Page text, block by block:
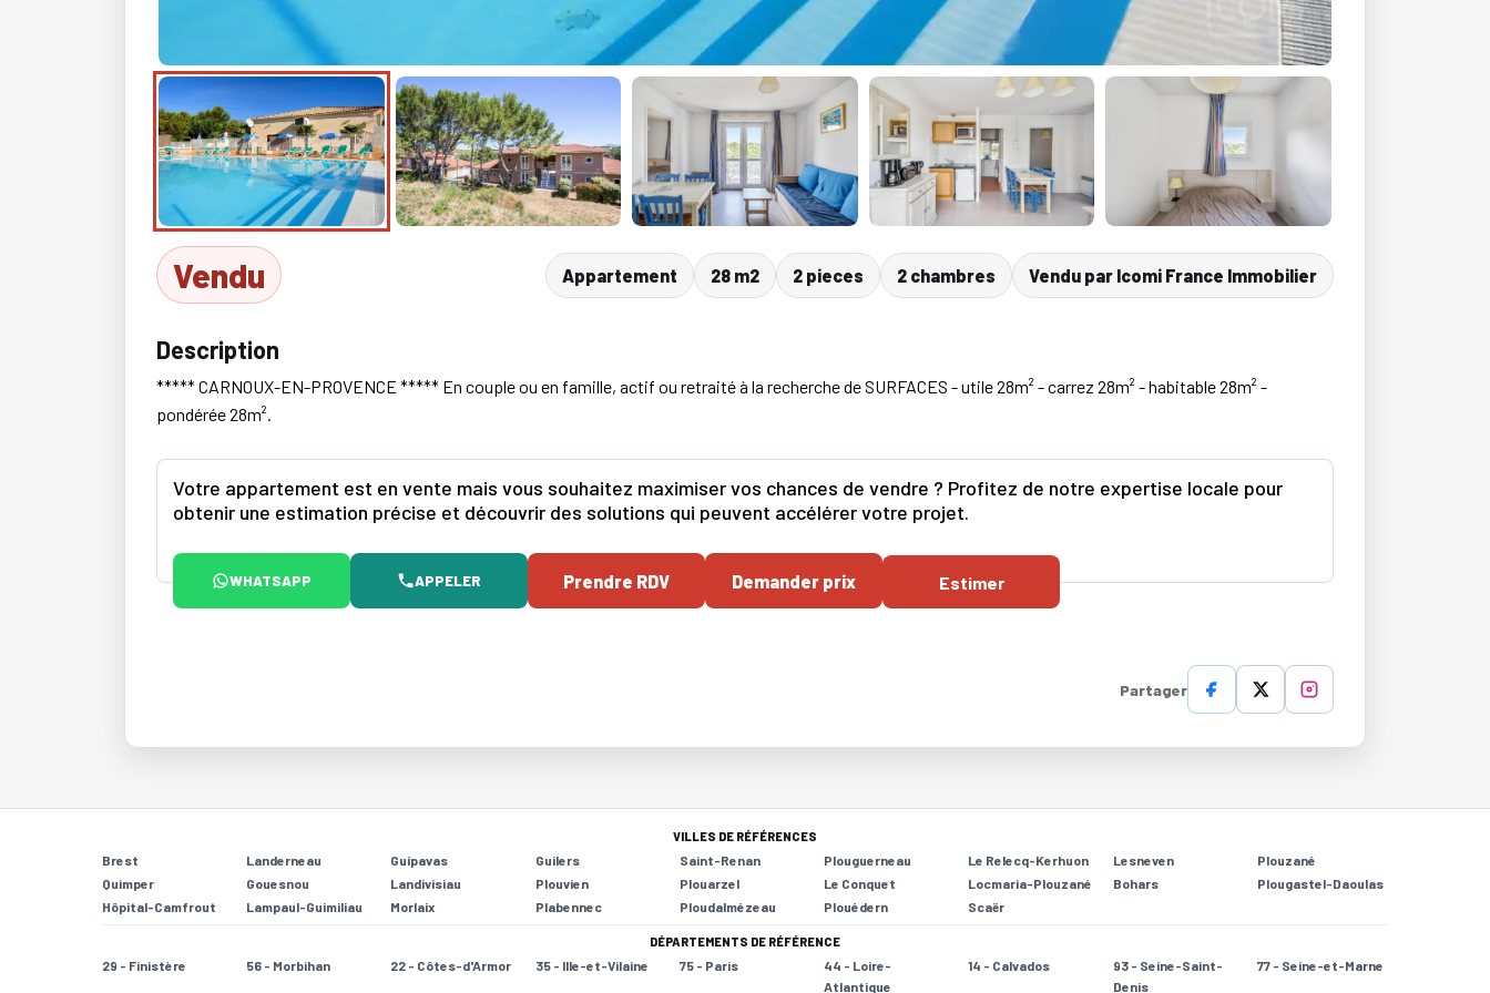
Vendu Appartement 28 m2 2 pieces 2 chambres Vendu par Icomi France Immobilier
Description
***** CARNOUX-EN-PROVENCE ***** En couple ou en famille, actif ou retraité à la recherche de SURFACES - utile 28m² - carrez 28m² - habitable 28m² -
pondérée 28m².
Votre appartement est en vente mais vous souhaitez maximiser vos chances de vendre ? Profitez de notre expertise locale pour
obtenir une estimation précise et découvrir des solutions qui peuvent accélérer votre projet.
WHATSAPP APPELER Prendre RDV Demander prix Estimer
Partager
VILLES DE RÉFÉRENCES
Brest Landerneau Guipavas Guilers Saint-Renan Plouguerneau Le Relecq-Kerhuon Lesneven
Plouzané
Quimper
Gouesnou Landivisiau Plouvien Plouarzel Le Conquet Locmaria-Plouzané Bohars
Plougastel-Daoulas
Hôpital-Camfrout
Lampaul-Guimiliau Morlaix Plabennec Ploudalmézeau Plouédern Scaër
DÉPARTEMENTS DE RÉFÉRENCE
29 - Finistère 56 - Morbihan 22 - Côtes-d'Armor 35 - Ille-et-Vilaine 75 - Paris
44 - Loire-
Atlantique
14 - Calvados
93 - Seine-Saint-
Denis
77 - Seine-et-Marne